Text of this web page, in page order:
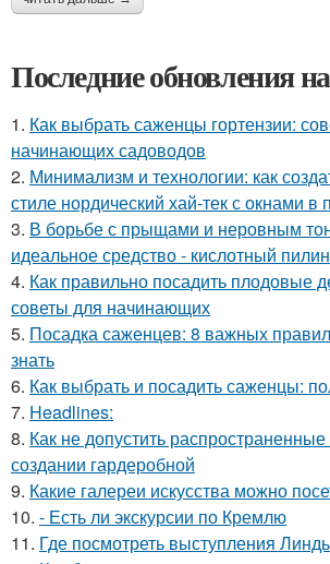
Последние обновления
1. Как выбрать саженцы гортензии:
начинающих садоводов
2. Минимализм и технологии: как
стиле нордический хай-тек с окнами в
3. В борьбе с прыщами и неровным
идеальное средство - кислотный
4. Как правильно посадить плодовые
советы для начинающих
5. Посадка саженцев: 8 важных
знать
6. Как выбрать и посадить саженцы:
7. Headlines:
8. Как не допустить
создании гардеробной
9. Какие галереи искусства можно
10. - Есть ли экскурсии по Кремлю
11. Где посмотреть выступления